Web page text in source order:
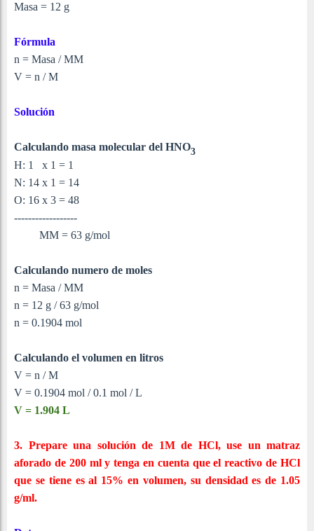
Masa = 12 g
Fórmula
n = Masa / MM
V = n / M
Solución
Calculando masa molecular del HNO3
H: 1 x 1 = 1
N: 14 x 1 = 14
O: 16 x 3 = 48
------------------
MM = 63 g/mol
Calculando numero de moles
n = Masa / MM
n = 12 g / 63 g/mol
n = 0.1904 mol
Calculando el volumen en litros
V = n / M
V = 0.1904 mol / 0.1 mol / L
V = 1.904 L
3. Prepare una solución de 1M de HCl, use un matraz
aforado de 200 ml y tenga en cuenta que el reactivo de HCl
que se tiene es al 15% en volumen, su densidad es de 1.05
g/ml.